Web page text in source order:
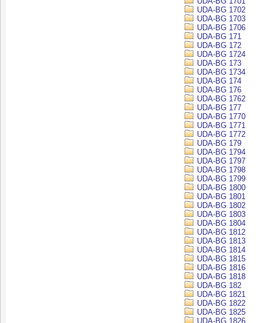
UDA-BG 1702
UDA-BG 1703
UDA-BG 1706
UDA-BG 171
UDA-BG 172
UDA-BG 1724
UDA-BG 173
UDA-BG 1734
UDA-BG 174
UDA-BG 176
UDA-BG 1762
UDA-BG 177
UDA-BG 1770
UDA-BG 1771
UDA-BG 1772
UDA-BG 179
UDA-BG 1794
UDA-BG 1797
UDA-BG 1798
UDA-BG 1799
UDA-BG 1800
UDA-BG 1801
UDA-BG 1802
UDA-BG 1803
UDA-BG 1804
UDA-BG 1812
UDA-BG 1813
UDA-BG 1814
UDA-BG 1815
UDA-BG 1816
UDA-BG 1818
UDA-BG 182
UDA-BG 1821
UDA-BG 1822
UDA-BG 1825
UDA-BG 1826